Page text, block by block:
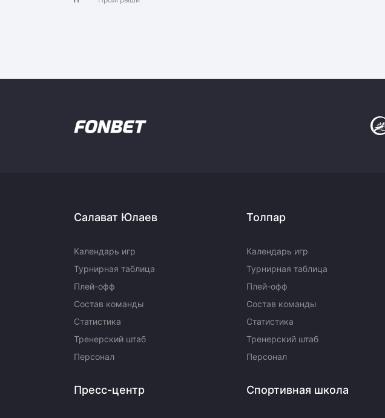
Салават Юлаев
Календарь игр
Турнирная таблица
Плей-офф
Состав команды
Статистика
Тренерский штаб
Персонал
Толпар
Календарь игр
Турнирная таблица
Плей-офф
Состав команды
Статистика
Тренерский штаб
Персонал
Пресс-центр Спортивная школа